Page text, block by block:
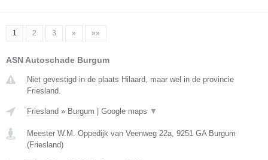
1 2 3 » »»
ASN Autoschade Burgum
Niet gevestigd in de plaats Hilaard, maar wel in de provincie
Friesland.
Friesland » Burgum Google maps ▼
Meester W.M. Oppedijk van Veenweg 22a, 9251 GA Burgum
(Friesland)